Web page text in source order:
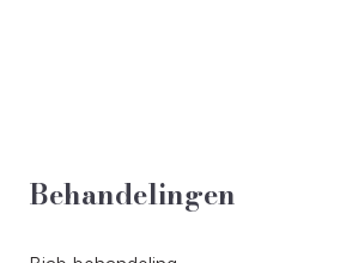
Behandelingen